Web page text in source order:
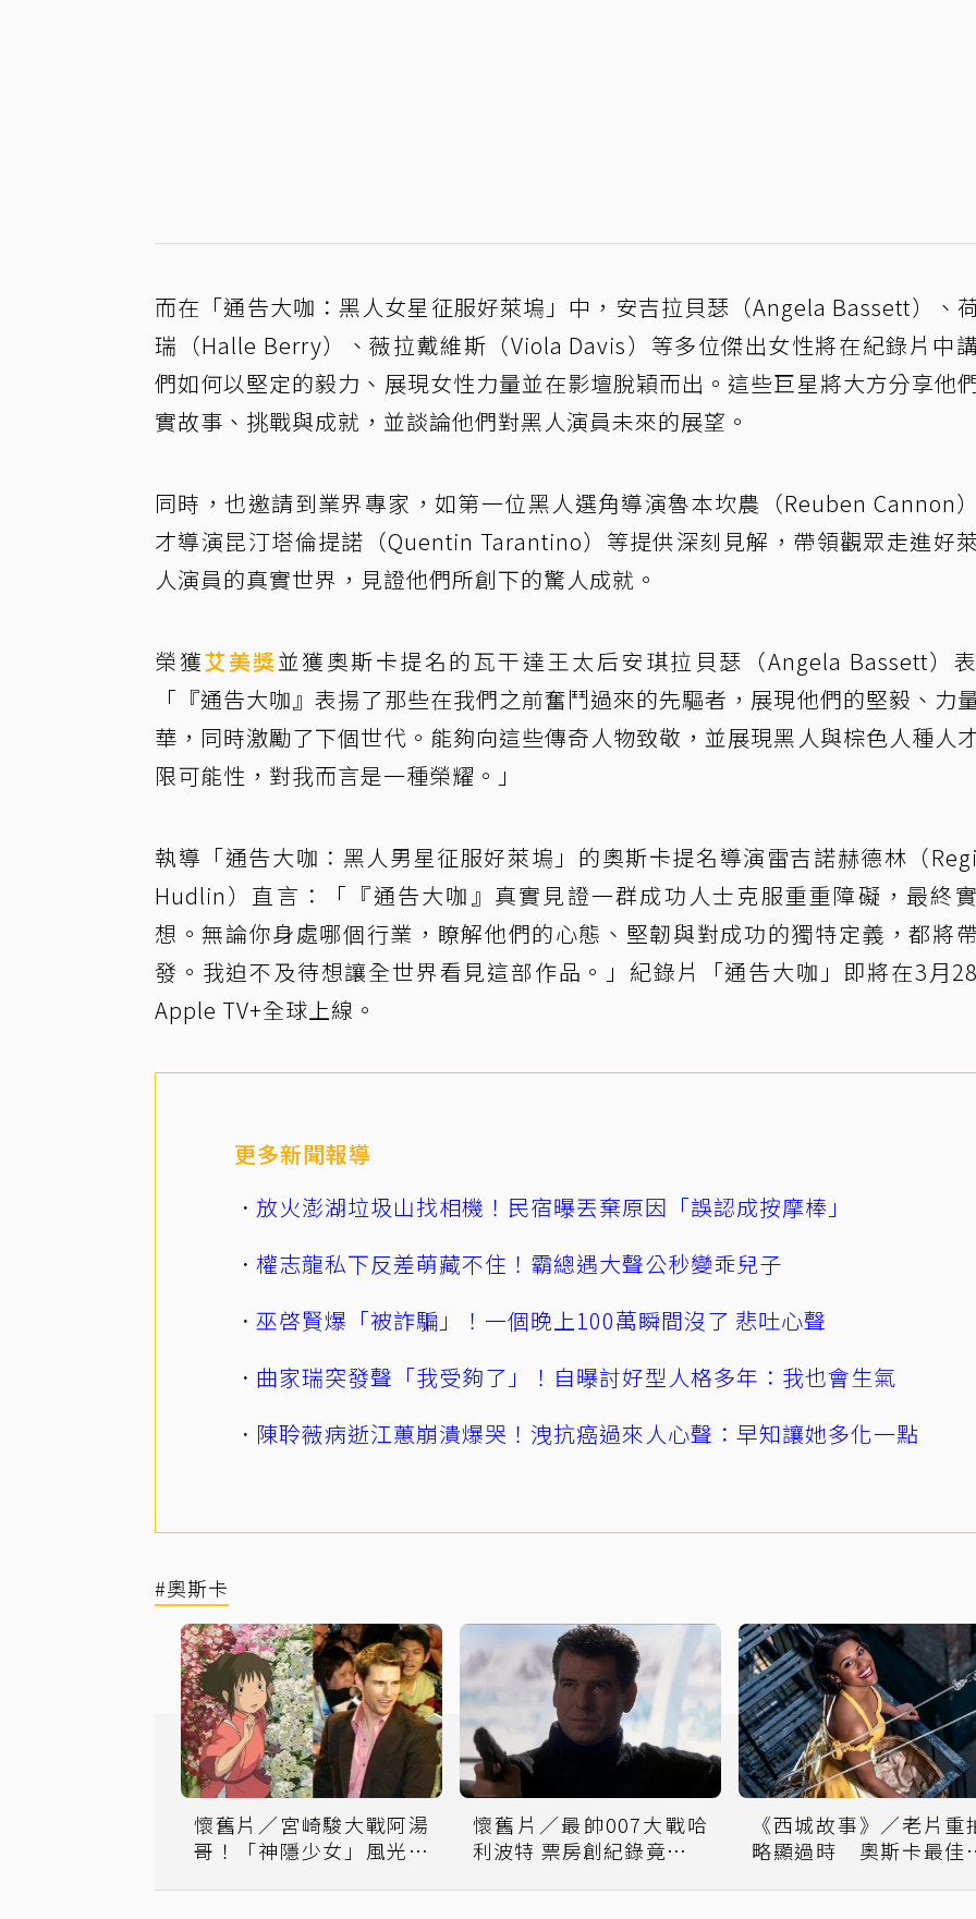
而在「通告大咖：黑人女星征服好萊塢」中，安吉拉貝瑟（Angela Bassett）、
瑞（Halle Berry）、薇拉戴維斯（Viola Davis）等多位傑出女性將在紀錄片中
們如何以堅定的毅力、展現女性力量並在影壇脫穎而出。這些巨星將大方分享他
實故事、挑戰與成就，並談論他們對黑人演員未來的展望。
同時，也邀請到業界專家，如第一位黑人選角導演魯本坎農（Reuben Cannon
才導演昆汀塔倫提諾（Quentin Tarantino）等提供深刻見解，帶領觀眾走進好
人演員的真實世界，見證他們所創下的驚人成就。
榮獲艾美獎並獲奧斯卡提名的瓦干達王太后安琪拉貝瑟（Angela Bassett）
「『通告大咖』表揚了那些在我們之前奮鬥過來的先驅者，展現他們的堅毅、力
華，同時激勵了下個世代。能夠向這些傳奇人物致敬，並展現黑人與棕色人種人
限可能性，對我而言是一種榮耀。」
執導「通告大咖：黑人男星征服好萊塢」的奧斯卡提名導演雷吉諾赫德林（
Hudlin）直言：「『通告大咖』真實見證一群成功人士克服重重障礙，最終
想。無論你身處哪個行業，瞭解他們的心態、堅韌與對成功的獨特定義，都將
發。我迫不及待想讓全世界看見這部作品。」紀錄片「通告大咖」即將在3月
Apple TV+全球上線。
更多新聞報導
放火澎湖垃圾山找相機！民宿曝丟棄原因「誤認成按摩棒」
權志龍私下反差萌藏不住！霸總遇大聲公秒變乖兒子
巫啓賢爆「被詐騙」！一個晚上100萬瞬間沒了 悲吐心聲
曲家瑞突發聲「我受夠了」！自曝討好型人格多年：我也會生氣
陳聆薇病逝江蕙崩潰爆哭！洩抗癌過來人心聲：早知讓她多化一點
#奧斯卡
懷舊片／宮崎駿大戰阿湯
哥！「神隱少女」風光逆
懷舊片／最帥007大戰哈
利波特 票房創紀錄竟被逼
《西城故事》／老片重
略顯過時 奧斯卡最佳